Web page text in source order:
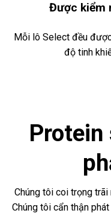
Được kiểm
Mỗi lô Select đều
độ tinh
Protein
Chúng tôi coi trọng
Chúng tôi cẩn thận